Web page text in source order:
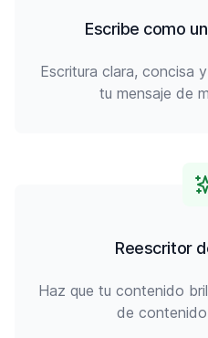
Escribe como
Escritura clara, concisa
tu mensaje de
Reescritor
Haz que tu contenido
de